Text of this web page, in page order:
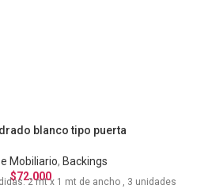
blanco tipo puerta
Mobiliario, Backings
$72.000
2 mt x 1 mt de ancho , 3 unidades